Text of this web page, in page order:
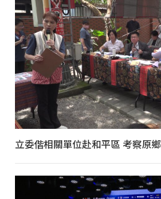
立委偕相關單位赴和平區 考察原